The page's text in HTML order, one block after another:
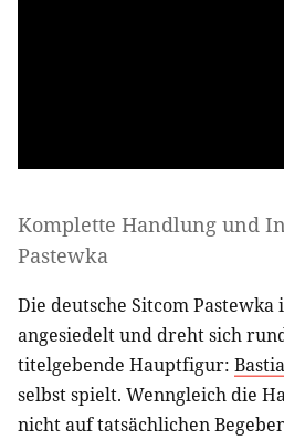
Komplette Handlung und
Pastewka
Die deutsche Sitcom Pastewka
angesiedelt und dreht sich
titelgebende Hauptfigur:
selbst spielt. Wenngleich die
nicht auf tatsächlichen